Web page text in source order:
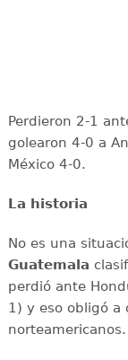
Perdieron 2-1
golearon 4-0 a
México 4-0.
La historia
No es una
Guatemala
perdió ante
1) y eso obligó a
norteamericanos.